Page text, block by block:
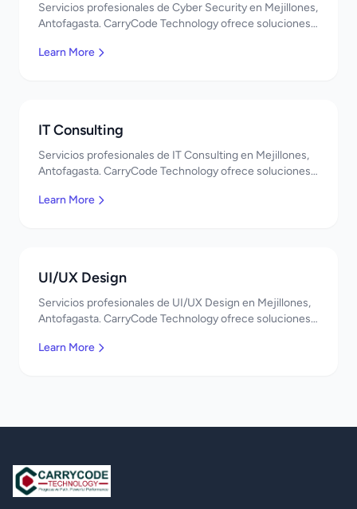
Servicios profesionales de Cyber Security en Mejillones,
Antofagasta. CarryCode Technology ofrece soluciones
Learn More
IT Consulting
Servicios profesionales de IT Consulting en Mejillones,
Antofagasta. CarryCode Technology ofrece soluciones
Learn More
UI/UX Design
Servicios profesionales de UI/UX Design en Mejillones,
Antofagasta. CarryCode Technology ofrece soluciones
Learn More